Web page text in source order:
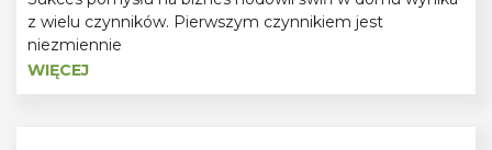
z wielu czynników. Pierwszym czynnikiem jest
niezmiennie
WIĘCEJ